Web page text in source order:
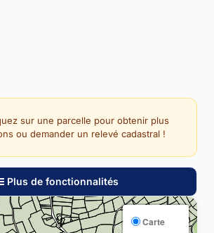
sur une parcelle pour obtenir plus
ou demander un relevé cadastral !
Plus de fonctionnalités
Carte